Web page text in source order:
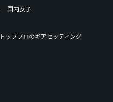
国内女子
トッププロのギアセッティング